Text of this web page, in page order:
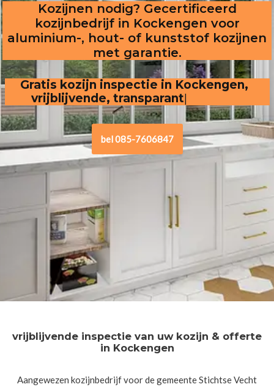
Kozijnen nodig? Gecertificeerd
kozijnbedrijf in Kockengen voor
aluminium-, hout- of kunststof kozijnen
met garantie.
Gratis kozijn inspectie in Kockengen,
vrijblijvende, transparante offerte
bel 085-7606847
vrijblijvende inspectie van uw kozijn & offerte
in Kockengen
Aangewezen kozijnbedrijf voor de gemeente Stichtse Vecht